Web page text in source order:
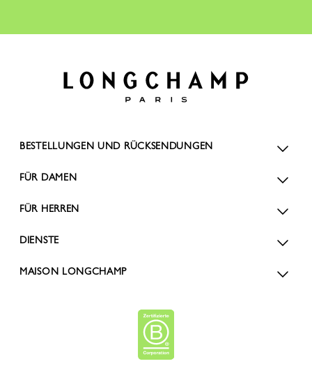
BESTELLUNGEN UND RÜCKSENDUNGEN
FÜR DAMEN
FÜR HERREN
DIENSTE
MAISON LONGCHAMP